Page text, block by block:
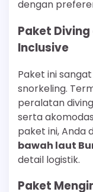
dengan
Paket
Inclusive
Paket ini
snorkeling.
peralatan
serta
paket ini, Anda
bawah laut
detail logistik.
Paket